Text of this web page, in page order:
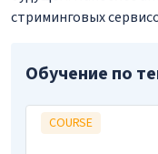
стриминговых
Обучение по
COURSE